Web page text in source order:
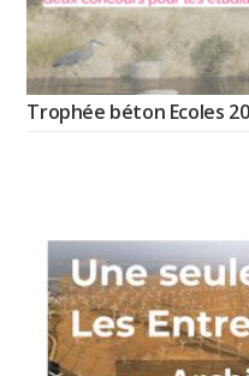
Trophée béton Ecoles